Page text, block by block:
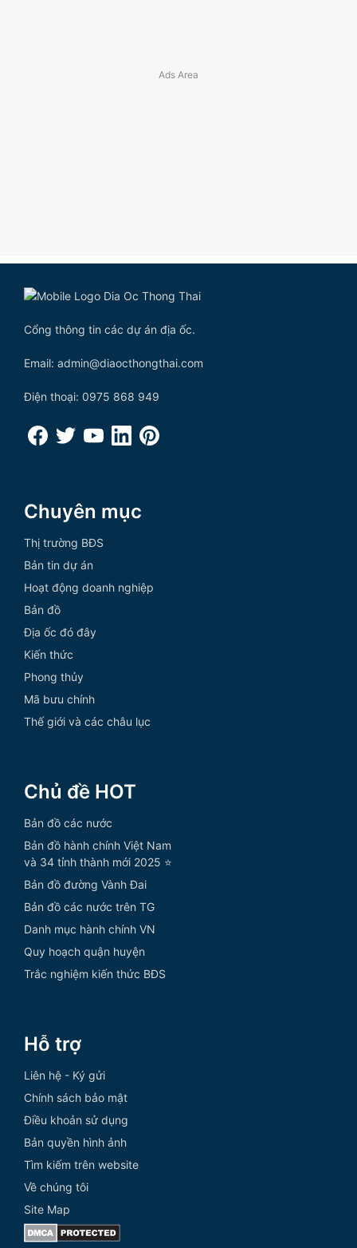
Cổng thông tin các dự án địa ốc.
Email: admin@diaocthongthai.com
Điện thoại: 0975 868 949
Chuyên mục
Thị trường BĐS
Bản tin dự án
Hoạt động doanh nghiệp
Bản đồ
Địa ốc đó đây
Kiến thức
Phong thủy
Mã bưu chính
Thế giới và các châu lục
Chủ đề HOT
Bản đồ các nước
Bản đồ hành chính Việt Nam
và 34 tỉnh thành mới 2025 ⭐
Bản đồ đường Vành Đai
Bản đồ các nước trên TG
Danh mục hành chính VN
Quy hoạch quận huyện
Trắc nghiệm kiến thức BĐS
Hỗ trợ
Liên hệ - Ký gửi
Chính sách bảo mật
Điều khoản sử dụng
Bản quyền hình ảnh
Tìm kiếm trên website
Về chúng tôi
Site Map